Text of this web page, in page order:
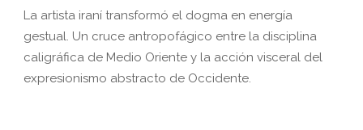
La artista iraní transformó el dogma en energía
gestual. Un cruce antropofágico entre la disciplina
caligráfica de Medio Oriente y la acción visceral del
expresionismo abstracto de Occidente.